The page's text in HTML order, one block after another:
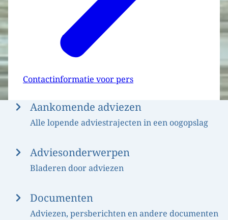
Contactinformatie voor pers
MenuAankomende adviezen
Alle lopende adviestrajecten in een oogopslag
Adviesonderwerpen
Bladeren door adviezen
Documenten
Adviezen, persberichten en andere documenten